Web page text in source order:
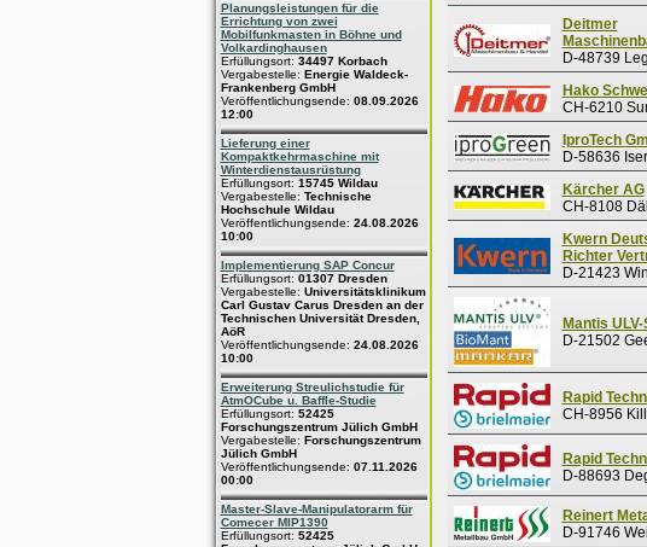
Planungsleistungen für die
Errichtung von zwei
Mobilfunkmasten in Böhne und
Volkardinghausen
Erfüllungsort: 34497 Korbach
Vergabestelle: Energie Waldeck-
Frankenberg GmbH
Veröffentlichungsende: 08.09.2026
12:00
Lieferung einer
Kompaktkehrmaschine mit
Winterdienstausrüstung
Erfüllungsort: 15745 Wildau
Vergabestelle: Technische
Hochschule Wildau
Veröffentlichungsende: 24.08.2026
10:00
Implementierung SAP Concur
Erfüllungsort: 01307 Dresden
Vergabestelle: Universitätsklinikum
Carl Gustav Carus Dresden an der
Technischen Universität Dresden,
AöR
Veröffentlichungsende: 24.08.2026
10:00
Erweiterung Streulichstudie für
AtmOCube u. Baffle-Studie
Erfüllungsort: 52425
Forschungszentrum Jülich GmbH
Vergabestelle: Forschungszentrum
Jülich GmbH
Veröffentlichungsende: 07.11.2026
00:00
Master-Slave-Manipulatorarm für
Comecer MIP1390
Erfüllungsort: 52425
Deitmer
D-48739
Hako
CH-6210
IproTech
D-58636
Kärcher AG
CH-8108
Kwern
Richter
D-21423
Mantis
D-21502
Rapid
CH-8956
Rapid
D-88693
Reinert
D-91746